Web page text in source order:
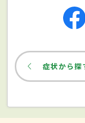
血、血便など
マールブルグ
症状から探